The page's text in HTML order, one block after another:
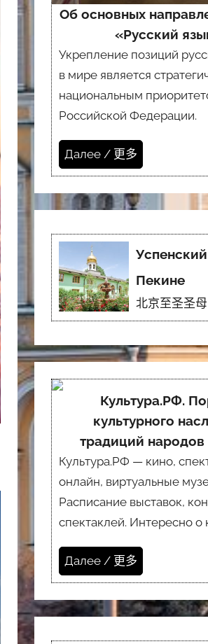
Об основных
«Русский
Укрепление позиций
в мире является
национальным
Российской Федерации.
Далее / 更多
Пекине
北京至圣圣
Культура.РФ.
культурного
традиций народов
Культура.РФ — кино,
онлайн, виртуальные
Расписание выставок,
спектаклей. Интересно о
Далее / 更多